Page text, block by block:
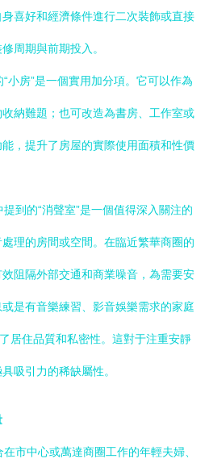
喜好和經濟條件進行二次裝飾或直接
周期與前期投入。
“小房”是一個實用加分項。它可以作為
納難題；也可改造為書房、工作室或
，提升了房屋的實際使用面積和性價
提到的“消聲室”是一個值得深入關注的
理的房間或空間。在臨近繁華商圈的
阻隔外部交通和商業噪音，為需要安
是有音樂練習、影音娛樂需求的家庭
居住品質和私密性。這對于注重安靜
吸引力的稀缺屬性。
在市中心或萬達商圈工作的年輕夫婦、